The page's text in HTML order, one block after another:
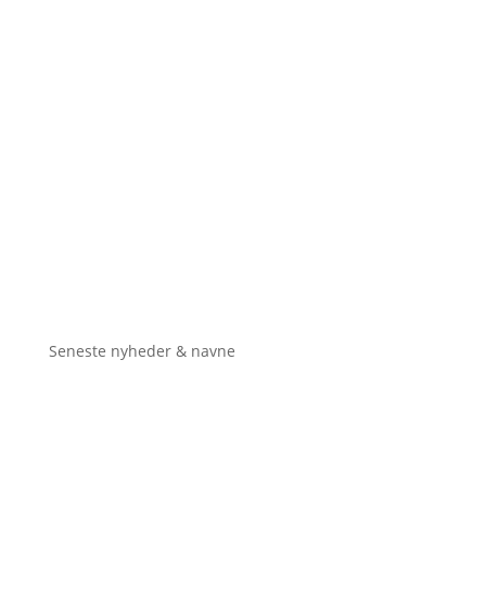
Seneste nyheder & navne